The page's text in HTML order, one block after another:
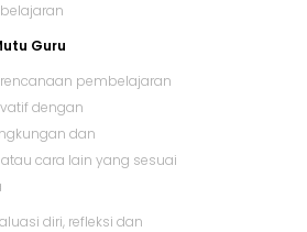
Guru
pembelajaran
dengan
dan
cara lain yang sesuai
diri, refleksi dan